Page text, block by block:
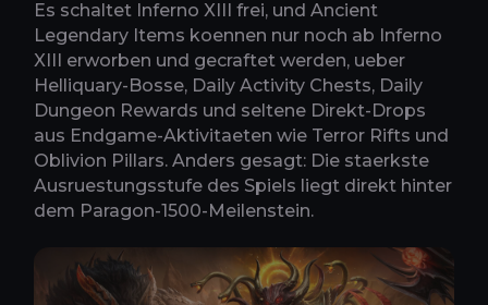
Es schaltet Inferno XIII frei, und Ancient
Legendary Items koennen nur noch ab Inferno
XIII erworben und gecraftet werden, ueber
Helliquary-Bosse, Daily Activity Chests, Daily
Dungeon Rewards und seltene Direkt-Drops
aus Endgame-Aktivitaeten wie Terror Rifts und
Oblivion Pillars. Anders gesagt: Die staerkste
Ausruestungsstufe des Spiels liegt direkt hinter
dem Paragon-1500-Meilenstein.